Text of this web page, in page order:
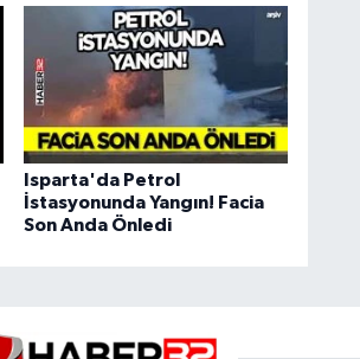
Isparta'da Petrol
İstasyonunda Yangın! Facia
Son Anda Önledi